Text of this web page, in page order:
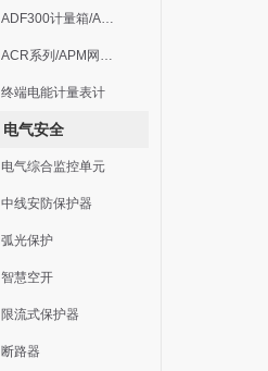
ADF300计量箱/AEW无线计量
ACR系列/APM网络电力仪表
终端电能计量表计
电气安全
电气综合监控单元
中线安防保护器
弧光保护
智慧空开
限流式保护器
断路器